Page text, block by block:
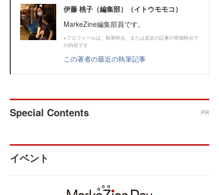
伊藤 桃子（編集部）（イトウモモコ）
MarkeZine編集部員です。
※プロフィールは、執筆時点、または直近の記事の寄稿時点で
の内容です
この著者の最近の執筆記事
Special Contents PR
イベント